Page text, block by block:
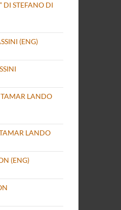
DI STEFANO DI
(ENG)
LANDO
LANDO
(ENG)